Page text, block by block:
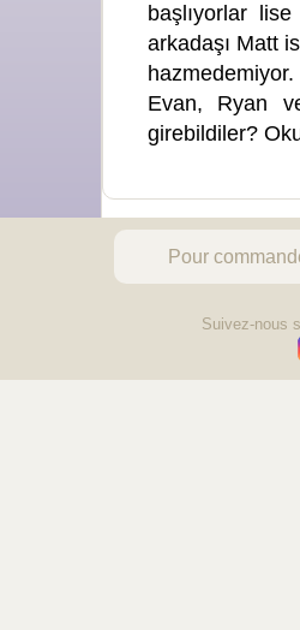
başlıyorlar
arkadaşı Matt
Evan, Ryan
girebildiler?
Pour
Suivez-nous